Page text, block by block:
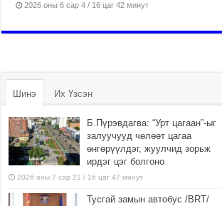
2026 оны 6 сар 4 / 16 цаг 42 минут
Шинэ Их Үзсэн
Б.Пүрэвдагва: “Урт цагаан”-ыг
залуучууд чөлөөт цагаа
өнгөрүүлдэг, жуулчид зорьж
ирдэг цэг болгоно
2026 оны 7 сар 21 / 16 цаг 47 минут
Тусгай замын автобус /BRT/